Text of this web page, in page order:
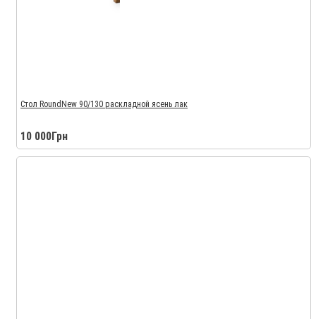
Стол RoundNew 90/130 раскладной ясень лак
10 000Грн